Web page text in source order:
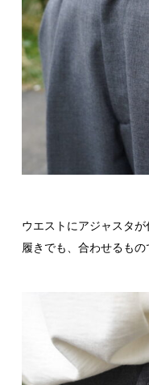
ウエストにアジャスタ
履きでも、合わせるもの